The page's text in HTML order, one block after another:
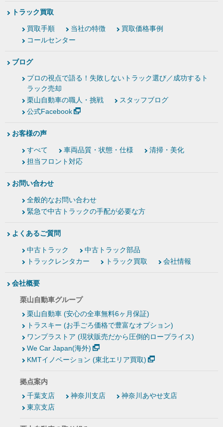
トラック買取
買取手順 当社の特徴
買取価格事例
コールセンター
ブログ
プロの視点で語る！失敗しないトラック選び／成功するト
ラック売却
栗山自動車の職人・挑戦
スタッフブログ
公式Facebook
お客様の声
すべて 車両品質・状態・仕様
清掃・美化
担当フロント対応
お問い合わせ
全般的なお問い合わせ
緊急で中古トラックの手配が必要な方
よくあるご質問
中古トラック
中古トラック部品
トラックレンタカー
トラック買取 会社情報
会社概要
栗山自動車グループ
栗山自動車 (安心の全車無料6ヶ月保証)
トラスキー (お手ごろ価格で豊富なオプション)
ワンプラストア (現状販売だから圧倒的ロープライス)
We Car Japan(海外)
KMTイノベーション (東北エリア買取)
拠点案内
千葉支店
神奈川支店
神奈川あやせ支店
東京支店